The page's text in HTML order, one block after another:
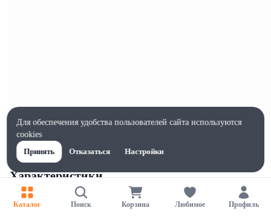
Характеристики
Ширина, мм
140
Каталог Поиск Корзина Любимое Профиль
Для обеспечения удобства пользователей сайта используются
cookies
Принять
Отказаться Настройки